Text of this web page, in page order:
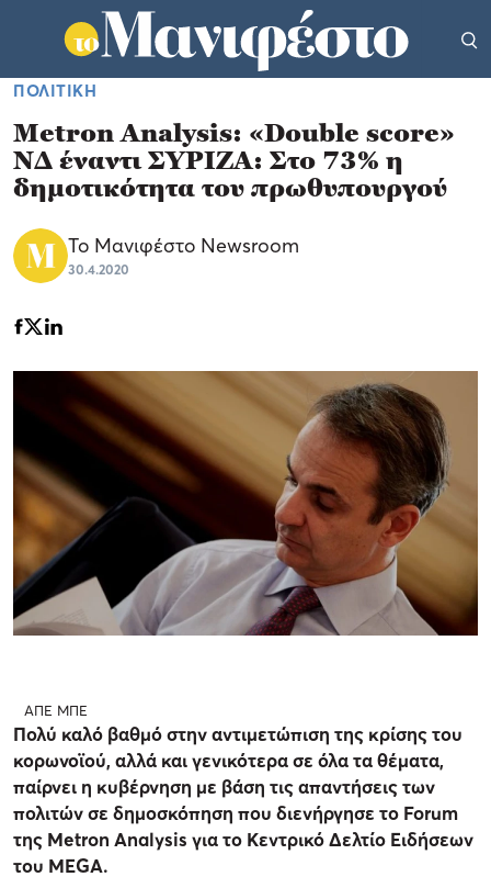
ΠΟΛΙΤΙΚΗ
Metron Analysis: «Double score»
ΝΔ έναντι ΣΥΡΙΖΑ: Στο 73% η
δημοτικότητα του πρωθυπουργού
Το Μανιφέστο Newsroom
30.4.2020
ΑΠΕ ΜΠΕ
Πολύ καλό βαθμό στην αντιμετώπιση της κρίσης του
κορωνοϊού, αλλά και γενικότερα σε όλα τα θέματα,
παίρνει η κυβέρνηση με βάση τις απαντήσεις των
πολιτών σε δημοσκόπηση που διενήργησε το Forum
της Metron Analysis για το Κεντρικό Δελτίο Ειδήσεων
του MEGA.